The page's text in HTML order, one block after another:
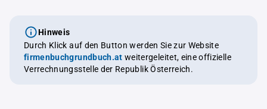
Hinweis
Durch Klick auf den Button werden Sie zur Website
firmenbuchgrundbuch.at weitergeleitet, eine offizielle
Verrechnungsstelle der Republik Österreich.